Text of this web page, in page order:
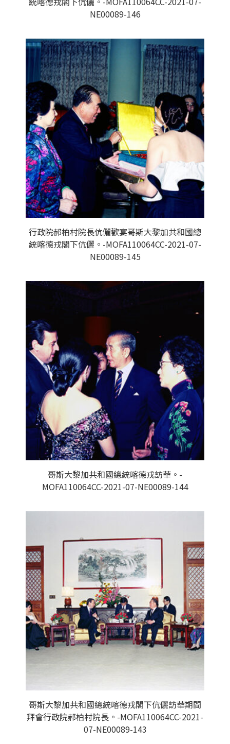
NE00089-146
行政院郝柏村院長伉儷歡宴哥斯大黎加共和國總
統喀德戎閣下伉儷。-MOFA110064CC-2021-07-
NE00089-145
哥斯大黎加共和國總統喀德戎訪華。-
MOFA110064CC-2021-07-NE00089-144
哥斯大黎加共和國總統喀德戎閣下伉儷訪華期間
拜會行政院郝柏村院長。-MOFA110064CC-2021-
07-NE00089-143